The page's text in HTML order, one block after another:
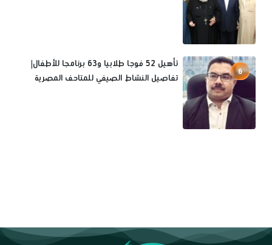
6
تأهيل 52 فوجا طلابيا و63 برنامجا للأطفال|
تفاصيل النشاط الصيفي للمتاحف المصرية